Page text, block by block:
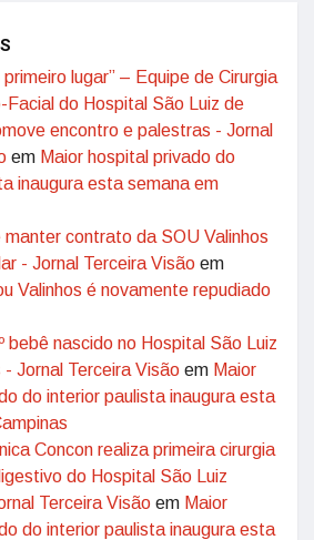
lugar” – Equipe de Cirurgia
Facial do Hospital São Luiz de
encontro e palestras - Jornal
em Maior hospital privado do
inaugura esta semana em
manter contrato da SOU Valinhos
- Jornal Terceira Visão em
Valinhos é novamente repudiado
bebê nascido no Hospital São Luiz
- Jornal Terceira Visão em Maior
do interior paulista inaugura esta
Concon realiza primeira cirurgia
do Hospital São Luiz
Terceira Visão em Maior
do interior paulista inaugura esta